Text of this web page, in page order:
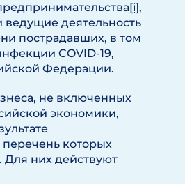
[i],
деятельность
пострадавших, в том
COVID-19,
Федерации.
не включенных
экономики,
которых
Для них действуют